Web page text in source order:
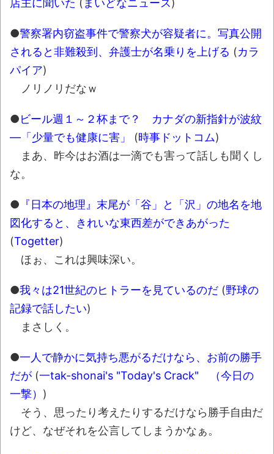
いう無茶に踏み切ってしまったのか
ブログお引越しのお知らせ
wwwwwwwwwwww
全方位青い芝包囲網すぎて色々見失う、新
しい仕事観
Powered by livedoor 相互RSS
店主に聞いた ( まいどなニュース )
●警察署内窃盗事件で警察犬が容疑者に。写真公開
されると非難殺到、弁護士が名乗りを上げる (カラ
パイア)
ノリノリだなｗ
●ビール週１～２杯まで？ カナダの新指針が波紋
―「少量でも健康に害」
(時事ドットコム)
まあ、昨今はお酒は一滴でも害って話しも聞くし
な。
● 『日本の地理』末尾が「谷」と「沢」の地名を地
図化すると、きれいな東西差ができあがった
(Togetter)
ほぉ、これは興味深い。
●我々は21世紀のヒトラーを見ているのだ (野球の
記録で話したい)
まさしく。
●一人で静かに気持ち悪がるだけなら、お前の勝手
だが (一tak-shonai's "Today's Crack" （今日の
一撃） )
そう、思ったり考えたりするだけなら勝手自由だ
けど、なぜそれを公言してしまうかなぁ。